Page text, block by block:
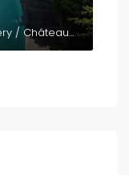
Côte Pavée, Bonhoure / Guilheméry / Château de l'Hers / Limayrac / Côte Pavée, Toulouse, Haute-Garonne, Occitanie, France métropolitaine, 31400, France